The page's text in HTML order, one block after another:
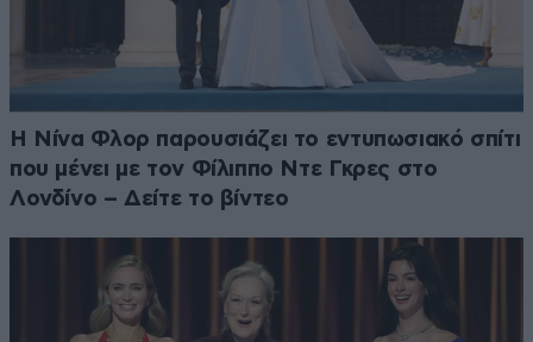
Η Νίνα Φλορ παρουσιάζει το εντυπωσιακό σπίτι
που μένει με τον Φίλιππο Ντε Γκρες στο
Λονδίνο – Δείτε το βίντεο